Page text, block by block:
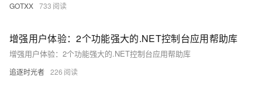
GOTXX 733
增强用户体验：2个功能强大的.NET控制台应用帮助库
增强用户体验：2个功能强大的.NET控制台应用帮助库
追逐时光者 226